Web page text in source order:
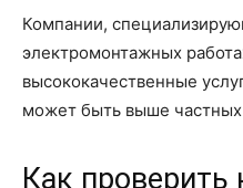
Компании,
электромонтажных
высококачественные
может быть выше частных
Как